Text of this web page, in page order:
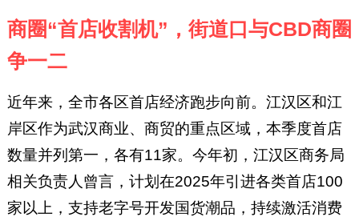
商圈“首店收割机”，街道口与CBD商圈
争一二
近年来，全市各区首店经济跑步向前。江汉区和江
岸区作为武汉商业、商贸的重点区域，本季度首店
数量并列第一，各有11家。今年初，江汉区商务局
相关负责人曾言，计划在2025年引进各类首店100
家以上，支持老字号开发国货潮品，持续激活消费